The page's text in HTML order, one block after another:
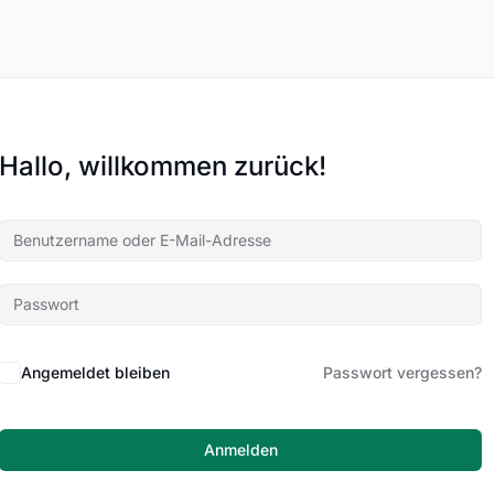
Hallo, willkommen zurück!
Angemeldet bleiben Passwort vergessen?
Anmelden